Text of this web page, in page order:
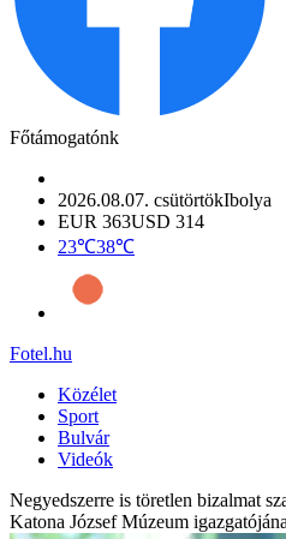
Főtámogatónk
2026.08.07. csütörtökIbolya
EUR 363USD 314
23℃38℃
Fotel.hu
Közélet
Sport
Bulvár
Videók
Negyedszerre is töretlen bizalmat
Katona József Múzeum